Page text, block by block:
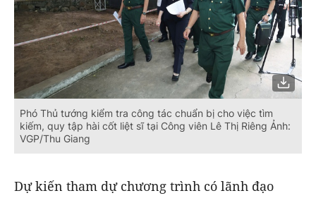
Phó Thủ tướng kiểm tra công tác chuẩn bị cho việc tìm
kiếm, quy tập hài cốt liệt sĩ tại Công viên Lê Thị Riêng Ảnh:
VGP/Thu Giang
Dự kiến tham dự chương trình có lãnh đạo